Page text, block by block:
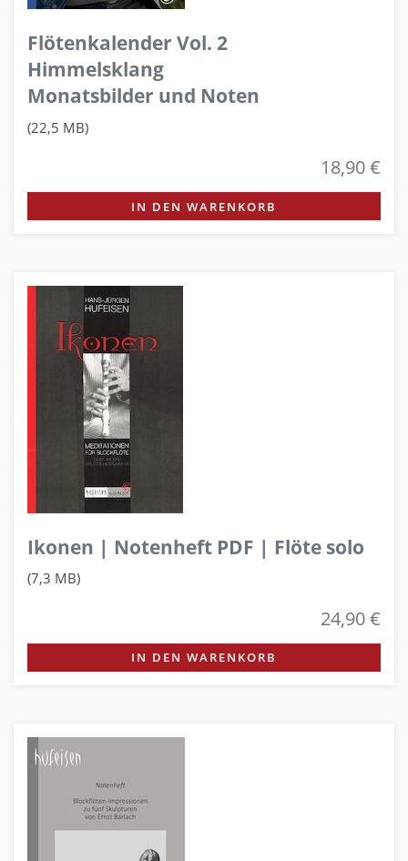
Flötenkalender Vol. 2
Himmelsklang
Monatsbilder und Noten
(22,5 MB)
18,90 €
IN DEN WARENKORB
Ikonen | Notenheft PDF | Flöte solo
(7,3 MB)
24,90 €
IN DEN WARENKORB